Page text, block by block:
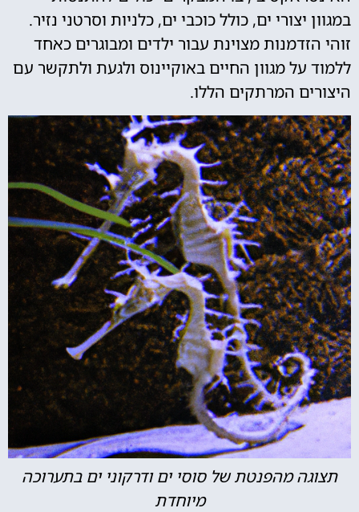
במגוון יצורי ים, כולל כוכבי ים, כלניות וסרטני נזיר.
זוהי הזדמנות מצוינת עבור ילדים ומבוגרים כאחד
ללמוד על מגוון החיים באוקיינוס ולגעת ולתקשר עם
היצורים המרתקים הללו.
תצוגה מהפנטת של סוסי ים ודרקוני ים בתערוכה
מיוחדת